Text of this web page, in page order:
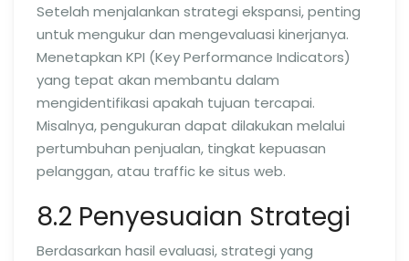
Setelah menjalankan strategi ekspansi, penting
untuk mengukur dan mengevaluasi kinerjanya.
Menetapkan KPI (Key Performance Indicators)
yang tepat akan membantu dalam
mengidentifikasi apakah tujuan tercapai.
Misalnya, pengukuran dapat dilakukan melalui
pertumbuhan penjualan, tingkat kepuasan
pelanggan, atau traffic ke situs web.
8.2 Penyesuaian Strategi
Berdasarkan hasil evaluasi, strategi yang